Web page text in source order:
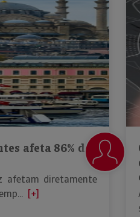
afeta 86% das
afetam diretamente
[+]